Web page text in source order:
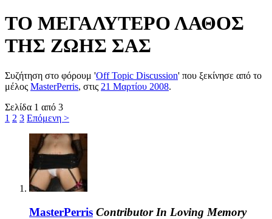
TΟ ΜΕΓΑΛΥΤΕΡΟ ΛΑΘΟΣ
ΤΗΣ ΖΩΗΣ ΣΑΣ
Συζήτηση στο φόρουμ 'Off Topic Discussion' που ξεκίνησε από το
μέλος MasterPerris, στις 21 Μαρτίου 2008.
Σελίδα 1 από 3
1 2 3 Επόμενη >
MasterPerris Contributor In Loving Memory